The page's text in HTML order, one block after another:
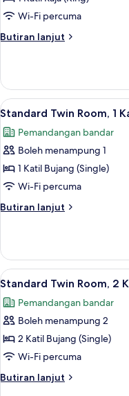
Deluxe
King
Wi-Fi percuma
Butiran lanjut
Butiran
King
Pool
View
Lihat
semua
foto
untuk
Standard
Twin
Room,
1
Bujang
(Single)
7
Standard Twin Room, 1
Pemandangan bandar
Boleh menampung 1
1 Katil Bujang (Single)
Wi-Fi percuma
Butiran lanjut
Butiran
Twin
Room,
1
Bujang
(Single)
Lihat
semua
foto
untuk
Standard
Twin
Room,
2
6
Standard Twin Room, 2
Pemandangan bandar
Boleh menampung 2
2 Katil Bujang (Single)
Wi-Fi percuma
Butiran lanjut
Butiran